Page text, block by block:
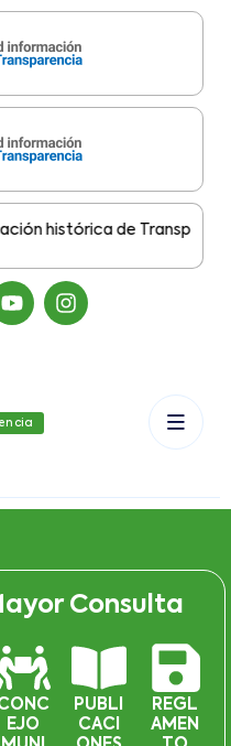
histórica de Transparencia
Consulta
EJO
PUBLI
CACI
REGL
AMEN